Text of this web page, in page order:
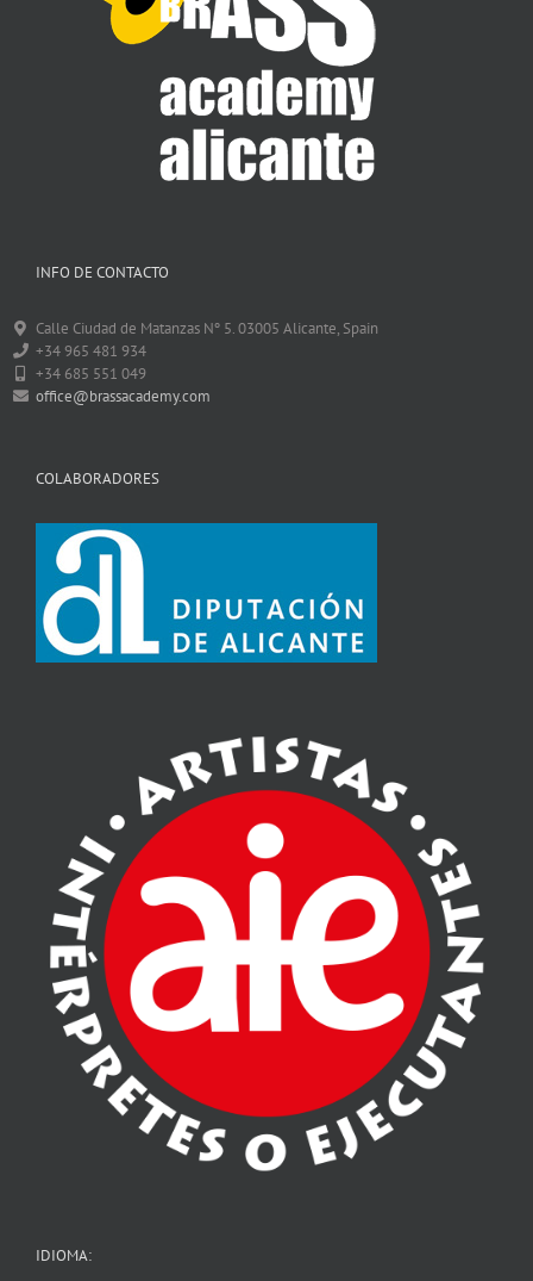
INFO DE CONTACTO
Calle Ciudad de Matanzas Nº 5. 03005 Alicante, Spain
+34 965 481 934
+34 685 551 049
office@brassacademy.com
COLABORADORES
IDIOMA: